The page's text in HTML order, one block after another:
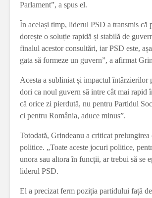
Parlament”, a spus el.
În același timp, liderul PSD a transmis că
dorește o soluție rapidă și stabilă de
finalul acestor consultări, iar PSD este,
gata să formeze un guvern”, a afirmat
Acesta a subliniat și impactul întârzierilor
dori ca noul guvern să intre cât mai rapid
că orice zi pierdută, nu pentru Partidul
ci pentru România, aduce minus”.
Totodată, Grindeanu a criticat prelungirea
politice. „Toate aceste jocuri politice,
unora sau altora în funcții, ar trebui să se
liderul PSD.
El a precizat ferm poziția partidului față